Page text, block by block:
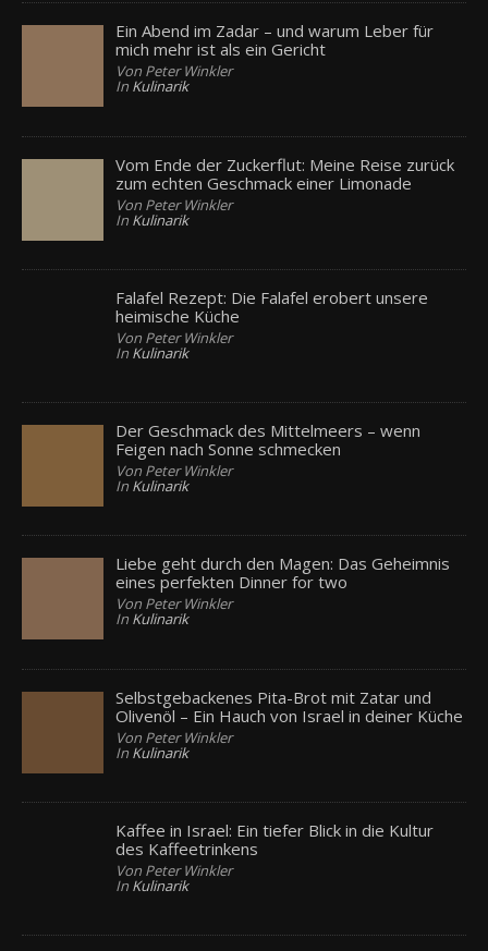
Ein Abend im Zadar – und warum Leber für
mich mehr ist als ein Gericht
Von Peter Winkler
In Kulinarik
Vom Ende der Zuckerflut: Meine Reise zurück
zum echten Geschmack einer Limonade
Von Peter Winkler
In Kulinarik
Falafel Rezept: Die Falafel erobert unsere
heimische Küche
Von Peter Winkler
In Kulinarik
Der Geschmack des Mittelmeers – wenn
Feigen nach Sonne schmecken
Von Peter Winkler
In Kulinarik
Liebe geht durch den Magen: Das Geheimnis
eines perfekten Dinner for two
Von Peter Winkler
In Kulinarik
Selbstgebackenes Pita-Brot mit Zatar und
Olivenöl – Ein Hauch von Israel in deiner Küche
Von Peter Winkler
In Kulinarik
Kaffee in Israel: Ein tiefer Blick in die Kultur
des Kaffeetrinkens
Von Peter Winkler
In Kulinarik